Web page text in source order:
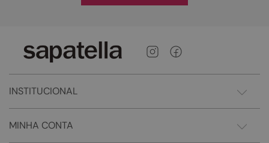
INSTITUCIONAL
MINHA CONTA